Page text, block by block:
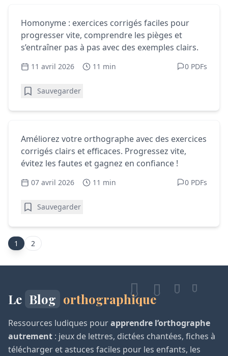
Homophones - Exercices gratuits
Homonyme : exercices corrigés faciles
pour progresser
Homonyme : exercices corrigés faciles pour
progresser vite, comprendre les pièges et
s’entraîner pas à pas avec des exemples clairs.
11 avril 2026 11 min 0 PDFs
Sauvegarder
Homophones - Exercices gratuits
Orthographe : exercices corrigés pour
progresser vite
Améliorez votre orthographe avec des exercices
corrigés clairs et efficaces. Progressez vite,
évitez les fautes et gagnez en confiance !
07 avril 2026 11 min 0 PDFs
Sauvegarder
1 2
Le Blog orthographique
Ressources ludiques pourapprendre l’orthographe
autrement : jeux de lettres, dictées chantées, fiches à
télécharger et astuces faciles pour les enfants, les